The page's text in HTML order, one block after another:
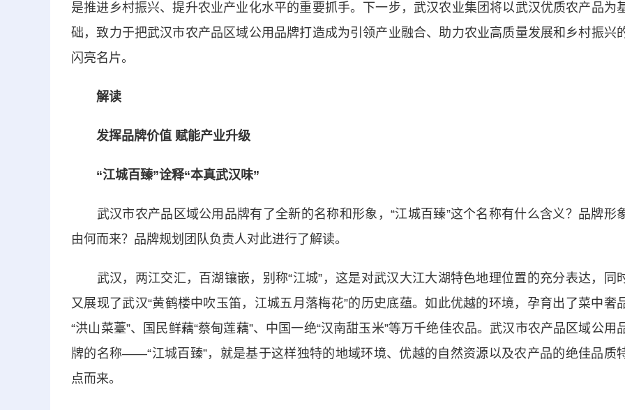
是推进乡村振兴、提升农业产业化水平的重要抓手。下一步，武汉农业集团将以武汉优质农产品为
础，致力于把武汉市农产品区域公用品牌打造成为引领产业融合、助力农业高质量发展和乡村振兴
闪亮名片。
解读
发挥品牌价值 赋能产业升级
“江城百臻”诠释“本真武汉味”
武汉市农产品区域公用品牌有了全新的名称和形象，“江城百臻”这个名称有什么含义？品牌形
由何而来？品牌规划团队负责人对此进行了解读。
武汉，两江交汇，百湖镶嵌，别称“江城”，这是对武汉大江大湖特色地理位置的充分表达，同
又展现了武汉“黄鹤楼中吹玉笛，江城五月落梅花”的历史底蕴。如此优越的环境，孕育出了菜中奢
“洪山菜薹”、国民鲜藕“蔡甸莲藕”、中国一绝“汉南甜玉米”等万千绝佳农品。武汉市农产品区域公用
牌的名称——“江城百臻”，就是基于这样独特的地域环境、优越的自然资源以及农产品的绝佳品质
点而来。